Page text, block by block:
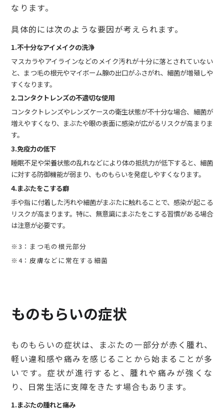
なります。
具体的には次のような要因が考えられます。
1.不十分なアイメイクの洗浄
マスカラやアイラインなどのメイク汚れが十分に落とされていない
と、まつ毛の根元やマイボーム腺の出口がふさがれ、細菌が増殖しや
すくなります。
2.コンタクトレンズの不適切な使用
コンタクトレンズやレンズケースの衛生状態が不十分な場合、細菌が
増えやすくなり、まぶたや眼の表面に感染が広がるリスクが高まりま
す。
3.免疫力の低下
睡眠不足や栄養状態の乱れなどにより体の抵抗力が低下すると、細菌
に対する防御機能が弱まり、ものもらいを発症しやすくなります。
4.まぶたをこする癖
手や指に付着した汚れや細菌がまぶたに触れることで、感染が起こる
リスクが高まります。特に、無意識にまぶたをこする習慣がある場合
は注意が必要です。
※3：まつ毛の根元部分
※4：皮膚などに常在する細菌
ものもらいの症状
ものもらいの症状は、まぶたの一部分が赤く腫れ、
軽い違和感や痛みを感じることから始まることが多
いです。症状が進行すると、腫れや痛みが強くな
り、日常生活に支障をきたす場合もあります。
1.まぶたの腫れと痛み